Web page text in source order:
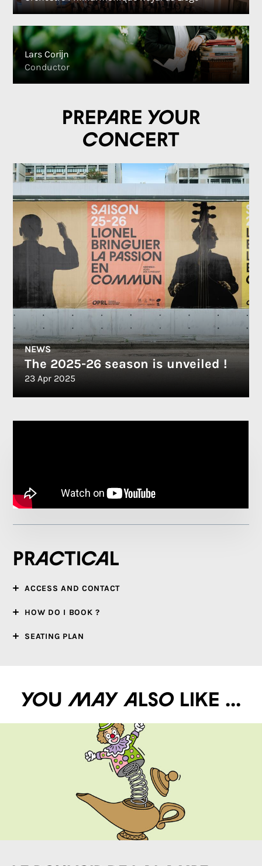
Lars Corĳn
Conductor
Prepare your
concert
NEWS
The 2025-26 season is unveiled !
23 Apr 2025
Practical
ACCESS AND CONTACT
HOW DO I BOOK ?
SEATING PLAN
You may also like ...